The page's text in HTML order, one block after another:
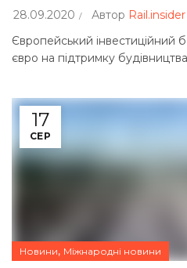
28.09.2020 Автор Rail.insider
Європейський інвестиційний
євро на підтримку
17
СЕР
Новини, Міжнародні новини